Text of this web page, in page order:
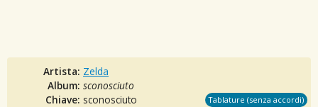
Artista: Zelda
Album: sconosciuto
Chiave: sconosciuto Tablature (senza accordi)